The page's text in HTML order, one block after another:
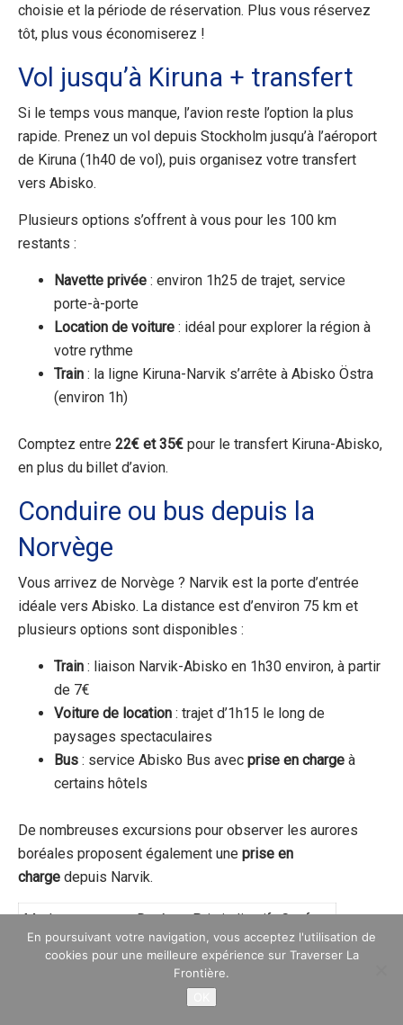
choisie et la période de réservation. Plus vous réservez
tôt, plus vous économiserez !
Vol jusqu’à Kiruna + transfert
Si le temps vous manque, l’avion reste l’option la plus
rapide. Prenez un vol depuis Stockholm jusqu’à l’aéroport
de Kiruna (1h40 de vol), puis organisez votre transfert
vers Abisko.
Plusieurs options s’offrent à vous pour les 100 km
restants :
Navette privée : environ 1h25 de trajet, service
porte-à-porte
Location de voiture : idéal pour explorer la région à
votre rythme
Train : la ligne Kiruna-Narvik s’arrête à Abisko Östra
(environ 1h)
Comptez entre 22€ et 35€ pour le transfert Kiruna-Abisko,
en plus du billet d’avion.
Conduire ou bus depuis la
Norvège
Vous arrivez de Norvège ? Narvik est la porte d’entrée
idéale vers Abisko. La distance est d’environ 75 km et
plusieurs options sont disponibles :
Train : liaison Narvik-Abisko en 1h30 environ, à partir
de 7€
Voiture de location : trajet d’1h15 le long de
paysages spectaculaires
Bus : service Abisko Bus avec prise en charge à
certains hôtels
De nombreuses excursions pour observer les aurores
boréales proposent également une prise en
charge depuis Narvik.
Mode Durée Prix indicatif Confort
Train de nuit
18h 56-140€
★★★☆
100-200€
En poursuivant votre navigation, vous acceptez l'utilisation de
cookies pour une meilleure expérience sur Traverser La
Frontière.